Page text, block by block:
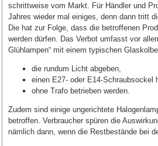
schrittweise vom Markt. Für Händler und
Jahres wieder mal einiges, denn dann tritt
Die hat zur Folge, dass die betroffenen
werden dürfen. Das Verbot umfasst vor
Glühlampen“ mit einem typischen
die rundum Licht abgeben,
einen E27- oder E14-Schraubsockel
ohne Trafo betrieben werden.
Zudem sind einige ungerichtete
betroffen. Verbraucher spüren die
nämlich dann, wenn die Restbestände bei